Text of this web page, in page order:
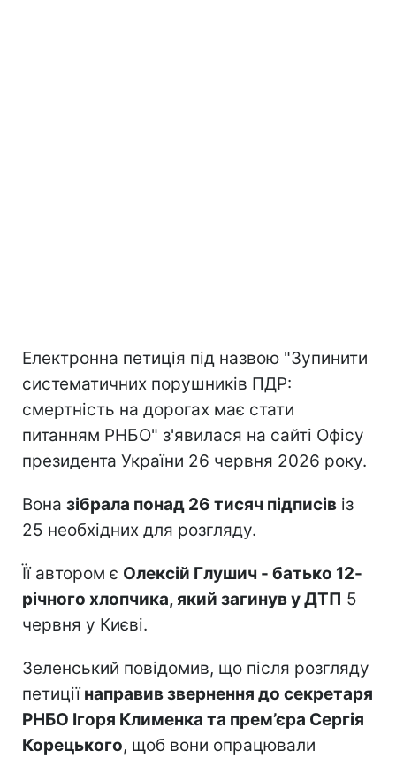
Електронна петиція під назвою "Зупинити
систематичних порушників ПДР:
смертність на дорогах має стати
питанням РНБО" з'явилася на сайті Офісу
президента України 26 червня 2026 року.
Вона зібрала понад 26 тисяч підписів із
25 необхідних для розгляду.
Її автором є Олексій Глушич - батько 12-
річного хлопчика, який загинув у ДТП 5
червня у Києві.
Зеленський повідомив, що після розгляду
петиціїнаправив звернення до секретаря
РНБО Ігоря Клименка та прем’єра Сергія
Корецького, щоб вони опрацювали